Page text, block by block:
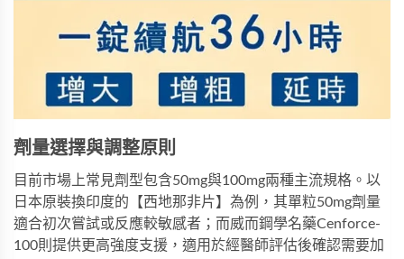
劑量選擇與調整原則
目前市場上常見劑型包含50mg與100mg兩種主流規格。以
日本原裝換印度的【西地那非片】 為例，其單粒50mg劑量
適合初次嘗試或反應較敏感者；而威而鋼學名藥Cenforce-
100則提供更高強度支援，適用於經醫師評估後確認需要加